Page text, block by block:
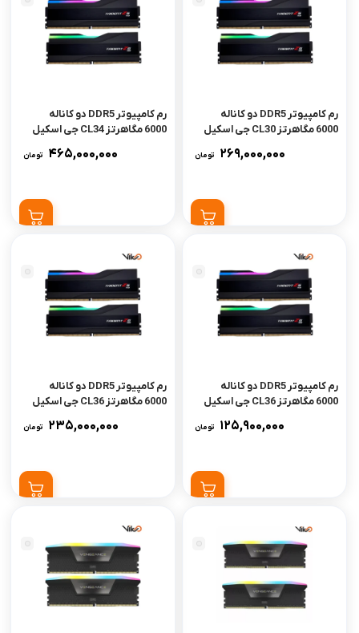
رم کامپیوتر DDR5 دو کاناله
6000 مگاهرتز CL30 جی اسکیل
مدل Trident Z5 RGB AMD
269,000,000 تومان
رم کامپیوتر DDR5 دو کاناله
6000 مگاهرتز CL34 جی اسکیل
مدل Trident Z5 RGB ظرفیت
465,000,000 تومان
رم کامپیوتر DDR5 دو کاناله
6000 مگاهرتز CL36 جی اسکیل
مدل Trident Z5 RGB ظرفیت
125,900,000 تومان
رم کامپیوتر DDR5 دو کاناله
6000 مگاهرتز CL36 جی اسکیل
235,000,000 تومان